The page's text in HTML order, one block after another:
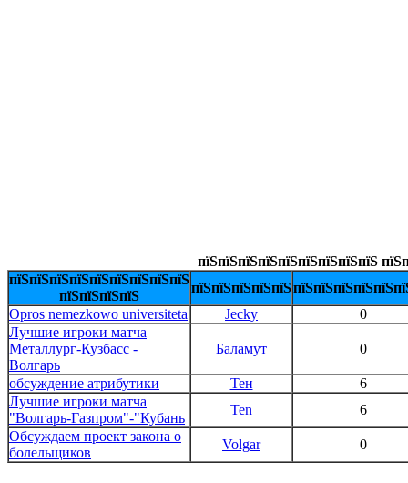
пїЅпїЅпїЅпїЅпїЅпїЅпїЅпїЅпїЅ
пїЅпїЅпїЅпїЅпїЅпїЅпїЅпїЅпїЅ
пїЅпїЅпїЅпїЅ
пїЅпїЅпїЅпїЅпїЅ
Opros nemezkowo universiteta
Jecky
0
Лучшие игроки матча
Металлург-Кузбасс -
Волгарь
Баламут 0
обсуждение атрибутики Тен
6
Лучшие игроки матча
"Волгарь-Газпром"-"Кубань
Ten
6
Обсуждаем проект закона о
болельщиков
Volgar 0